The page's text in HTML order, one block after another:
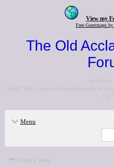
View my
Free Guestmaps
The Old
<p>Go
href="http://www.acclaimedmusic.net/
</p>
Menu
Critics' lists